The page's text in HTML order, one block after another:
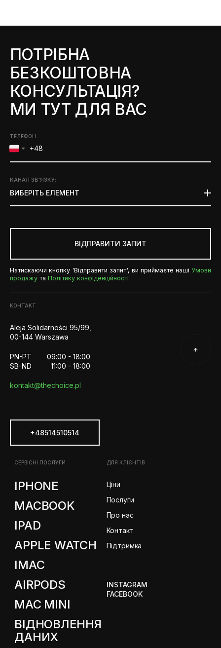
ПОТРІБНА
БЕЗКОШТОВНА
КОНСУЛЬТАЦІЯ?
МИ ТУТ ДЛЯ ВАС
ТЕЛЕФОН:
КАНАЛ ЗВ'ЯЗКУ:
ВИБЕРІТЬ ЕЛЕМЕНТ
ВІДПРАВИТИ ЗАПИТ
Натискаючи кнопку 'Відправити запит', ви приймаєте наші Умови
продажута Політику конфіденційності
КОНТАКТ
Aleja Solidarności 95/99,
00-144 Warszawa
PN-PT
09:00 - 18:00
SB-ND
11:00 - 18:00
kontakt@thechoice.pl
+48514510514
СЕРВІСНІ ПОСЛУГИ
IPHONE
MACBOOK
IPAD
APPLE WATCH
IMAC
AIRPODS
MAC MINI
ВІДНОВЛЕННЯ
ДАНИХ
ДЛЯ КЛІЄНТІВ
Ціни
Послуги
Про нас
Контакт
Підтримка
INSTAGRAM
FACEBOOK